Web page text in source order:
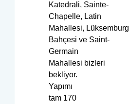
Katedrali, Sainte-
Chapelle, Latin
Mahallesi, Lüksemburg
Bahçesi ve Saint-
Germain
Mahallesi bizleri
bekliyor.
Yapımı
tam 170